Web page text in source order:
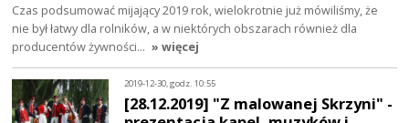
Czas podsumować mijający 2019 rok, wielokrotnie już mówiliśmy, że
nie był łatwy dla rolników, a w niektórych obszarach również dla
producentów żywności… » więcej
2019-12-30, godz. 10:55
[28.12.2019] "Z malowanej Skrzyni" -